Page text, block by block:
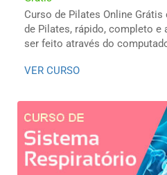
Curso de Pilates Online
de Pilates, rápido, completo e
ser feito através do
VER CURSO